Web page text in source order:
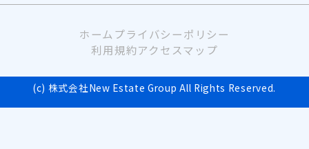
ホーム プライバシーポリシー
利用規約アクセスマップ
(c) 株式会社New Estate Group All Rights Reserved.